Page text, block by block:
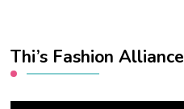
Thi’s Fashion Alliance